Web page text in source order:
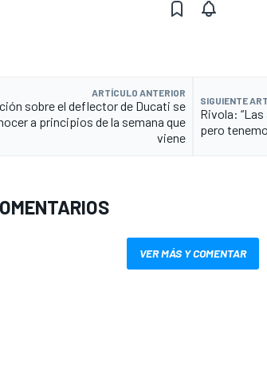
ARTÍCULO ANTERIOR
sobre el deflector de Ducati se
a principios de la semana que
viene
SIGUIENTE
Rivola:
pero
VER MÁS Y COMENTAR